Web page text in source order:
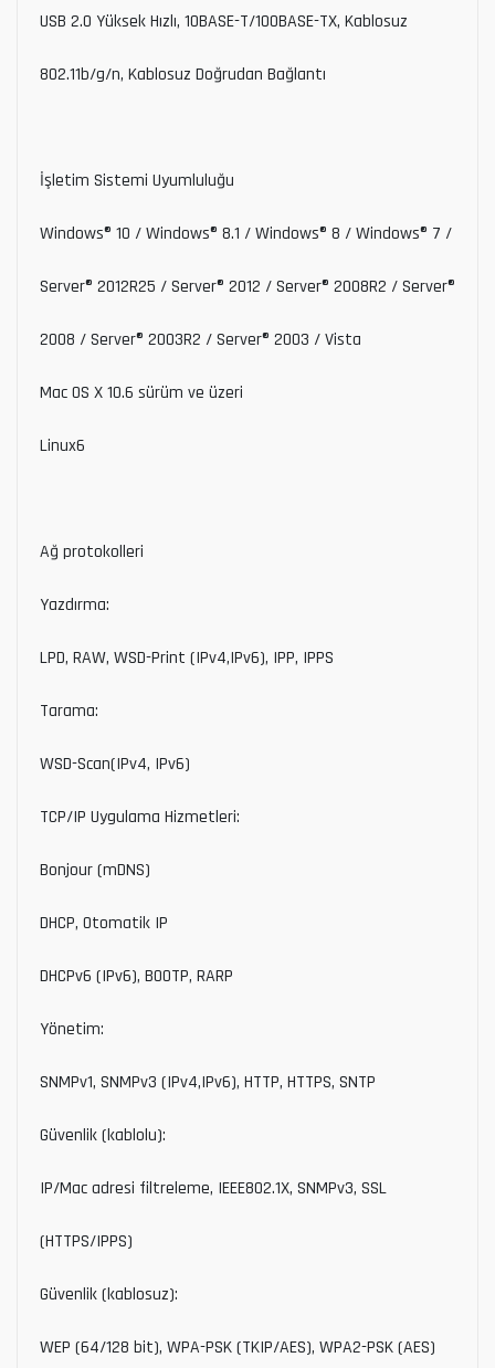
USB 2.0 Yüksek Hızlı, 10BASE-T/100BASE-TX, Kablosuz
802.11b/g/n, Kablosuz Doğrudan Bağlantı
İşletim Sistemi Uyumluluğu
Windows® 10 / Windows® 8.1 / Windows® 8 / Windows® 7 /
Server® 2012R25 / Server® 2012 / Server® 2008R2 / Server®
2008 / Server® 2003R2 / Server® 2003 / Vista
Mac OS X 10.6 sürüm ve üzeri
Linux6
Ağ protokolleri
Yazdırma:
LPD, RAW, WSD-Print (IPv4,IPv6), IPP, IPPS
Tarama:
WSD-Scan(IPv4, IPv6)
TCP/IP Uygulama Hizmetleri:
Bonjour (mDNS)
DHCP, Otomatik IP
DHCPv6 (IPv6), BOOTP, RARP
Yönetim:
SNMPv1, SNMPv3 (IPv4,IPv6), HTTP, HTTPS, SNTP
Güvenlik (kablolu):
IP/Mac adresi filtreleme, IEEE802.1X, SNMPv3, SSL
(HTTPS/IPPS)
Güvenlik (kablosuz):
WEP (64/128 bit), WPA-PSK (TKIP/AES), WPA2-PSK (AES)